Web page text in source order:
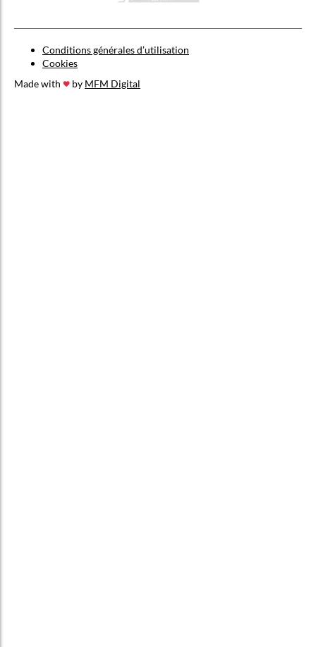
Conditions générales d’utilisation
Cookies
Made with
by MFM Digital